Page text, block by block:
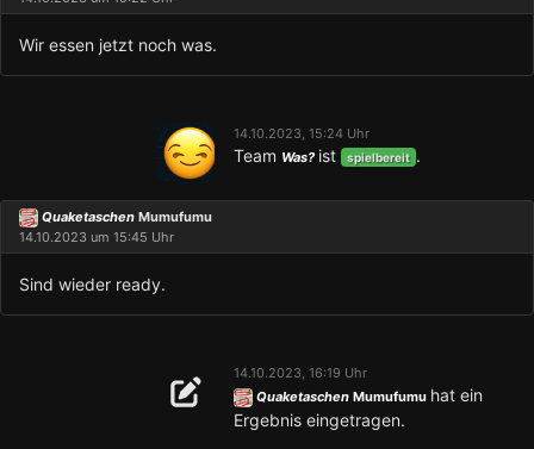
Wir essen jetzt noch was.
14.10.2023, 15:24 Uhr
Team Was? ist spielbereit .
Quaketaschen Mumufumu
14.10.2023 um 15:45 Uhr
Sind wieder ready.
14.10.2023, 16:19 Uhr
Quaketaschen Mumufumu hat ein
Ergebnis eingetragen.